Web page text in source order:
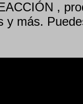
,
y más.